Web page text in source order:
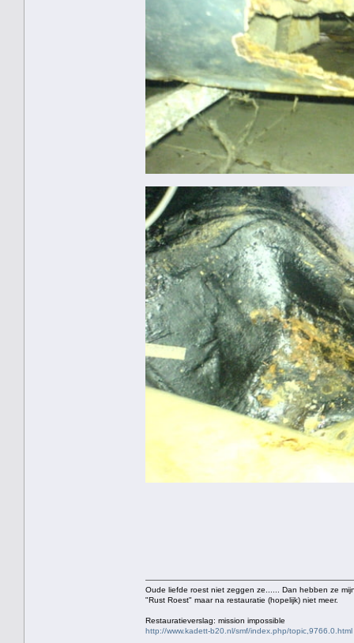
Oude liefde roest niet zeggen ze...... Dan hebben ze
"Rust Roest" maar na restauratie (hopelijk) niet meer.
Restauratieverslag: mission impossible
http://www.kadett-b20.nl/smf/index.php/topic,9766.0.html